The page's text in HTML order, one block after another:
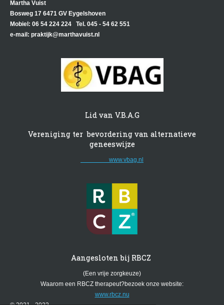
Martha Vuist
Bosweg 17 6471 GV Eygelshoven
Mobiel: 06 54 224 224 Tel. 045 - 54 62 551
e-mail: praktijk@marthavuist.nl
Lid van V.B.A.G
Vereniging ter bevordering van alternatieve
geneeswijze
www.vbag.nl
Aangesloten bij RBCZ
(Een vrije zorgkeuze)
Waarom een RBCZ therapeut?bezoek onze website:
www.rbcz.nu